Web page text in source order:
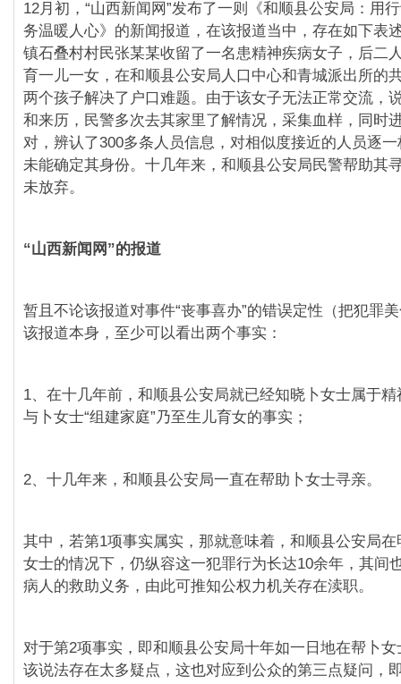
12月初，“山西新闻网”发布了一则《和顺县公安局：用
务温暖人心》的新闻报道，在该报道当中，存在如下表
镇石叠村村民张某某收留了一名患精神疾病女子，后二
育一儿一女，在和顺县公安局人口中心和青城派出所的
两个孩子解决了户口难题。由于该女子无法正常交流，
和来历，民警多次去其家里了解情况，采集血样，同时
对，辨认了300多条人员信息，对相似度接近的人员逐
未能确定其身份。十几年来，和顺县公安局民警帮助其
未放弃。
“山西新闻网”的报道
暂且不论该报道对事件“丧事喜办”的错误定性（把犯罪
该报道本身，至少可以看出两个事实：
1、在十几年前，和顺县公安局就已经知晓卜女士属于
与卜女士“组建家庭”乃至生儿育女的事实；
2、十几年来，和顺县公安局一直在帮助卜女士寻亲。
其中，若第1项事实属实，那就意味着，和顺县公安局
女士的情况下，仍纵容这一犯罪行为长达10余年，其间
病人的救助义务，由此可推知公权力机关存在渎职。
对于第2项事实，即和顺县公安局十年如一日地在帮卜
该说法存在太多疑点，这也对应到公众的第三点疑问，